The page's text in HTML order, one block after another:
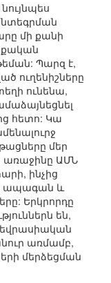
մի քանի
Պարզ է,
ուղենիշները
ունենա,
հետո: Կա
մեր
առաջինը ԱՄՆ
ինչից
ապագան և
Երկրորդը
են,
եվրասիական
առմամբ,
մերձեցման